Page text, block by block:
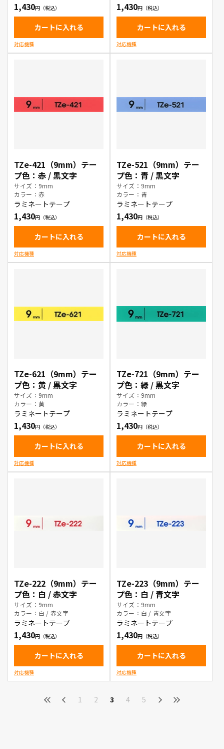
1,430
カートに入れる
対応機種
1,430
カートに入れる
対応機種
TZe-421（9mm）テー
プ色：赤 / 黒文字
サイズ：9mm
カラー：赤
ラミネートテープ
1,430
カートに入れる
対応機種
TZe-521（9mm）テー
プ色：青 / 黒文字
サイズ：9mm
カラー：青
ラミネートテープ
1,430
カートに入れる
対応機種
TZe-621（9mm）テー
プ色：黄 / 黒文字
サイズ：9mm
カラー：黄
ラミネートテープ
1,430
カートに入れる
対応機種
TZe-721（9mm）テー
プ色：緑 / 黒文字
サイズ：9mm
カラー：緑
ラミネートテープ
1,430
カートに入れる
対応機種
TZe-222（9mm）テー
プ色：白 / 赤文字
サイズ：9mm
カラー：白 / 赤文字
ラミネートテープ
1,430
カートに入れる
対応機種
TZe-223（9mm）テー
プ色：白 / 青文字
サイズ：9mm
カラー：白 / 青文字
ラミネートテープ
1,430
カートに入れる
対応機種
1 2 3 4 5